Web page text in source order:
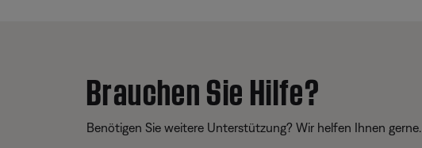
Brauchen Sie Hilfe?
Benötigen Sie weitere Unterstützung? Wir helfen Ihnen gerne.